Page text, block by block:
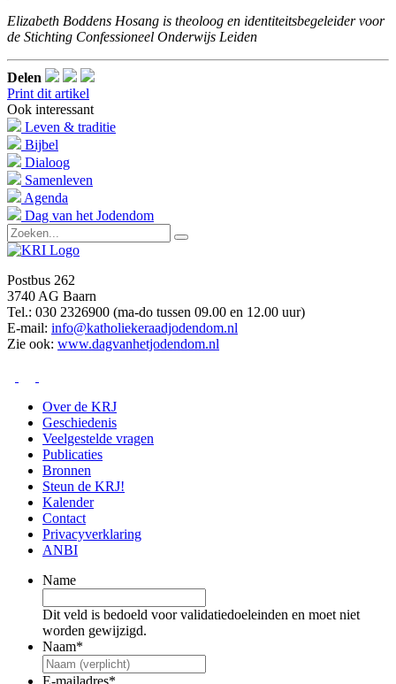
Elizabeth Boddens Hosang is theoloog en identiteitsbegeleider voor
de Stichting Confessioneel Onderwijs Leiden
Delen
Print dit artikel
Ook interessant
Leven & traditie
Bijbel
Dialoog
Samenleven
Agenda
Dag van het Jodendom
Postbus 262
3740 AG Baarn
Tel.: 030 2326900 (ma-do tussen 09.00 en 12.00 uur)
E-mail: info@katholiekeraadjodendom.nl
Zie ook: www.dagvanhetjodendom.nl
Over de KRJ
Geschiedenis
Veelgestelde vragen
Publicaties
Bronnen
Steun de KRJ!
Kalender
Contact
Privacyverklaring
ANBI
Name
Dit veld is bedoeld voor validatiedoeleinden en moet niet
worden gewijzigd.
Naam*